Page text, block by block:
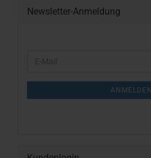
Newsletter-Anmeldung
ANMELDEN